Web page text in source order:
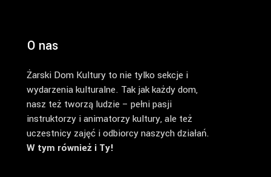
O nas
Żarski Dom Kultury to nie tylko sekcje i
wydarzenia kulturalne. Tak jak każdy dom,
nasz też tworzą ludzie – pełni pasji
instruktorzy i animatorzy kultury, ale też
uczestnicy zajęć i odbiorcy naszych działań.
W tym również i Ty!